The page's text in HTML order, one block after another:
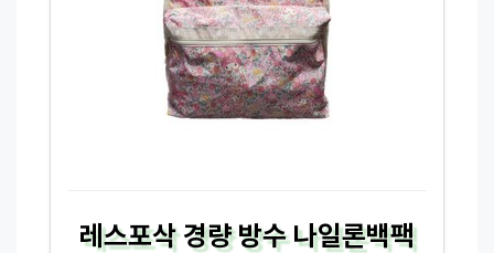
레스포삭 경량 방수 나일론백팩